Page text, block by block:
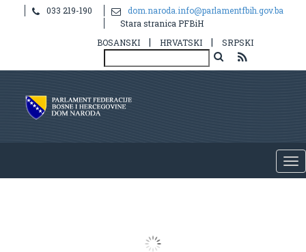
033 219-190
dom.naroda.info@parlamentfbih.gov.ba
Stara stranica PFBiH
BOSANSKI
| HRVATSKI | SRPSKI